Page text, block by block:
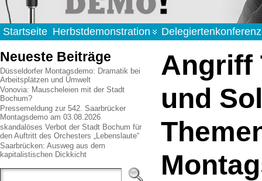
Startseite Herbstdemonstration Delegiertenkonferenz
Neueste Beiträge
Düsseldorfer Montagsdemo: Dramatik bei
Arbeitsplätzen und Umwelt
Vonovia: Mauscheleien mit der Stadt
Bochum?
Pressemeldung zur 542. Saarbrücker
Montagsdemo am 03.08.2026
skandalöses Verbot der Stadt Bochum für
den Auftritt des Orchesters „Lebenslaute“
Saarbrücken: Ausweg aus dem
kapitalistischen Dickkicht
Angriff
und